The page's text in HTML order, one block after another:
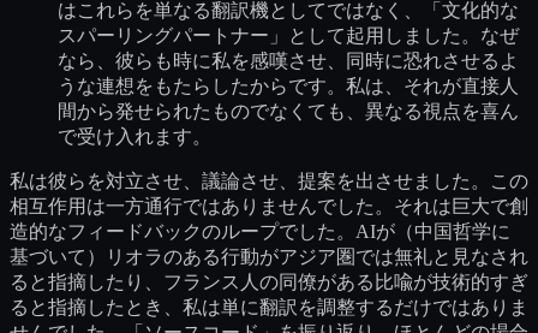
はこれらを単なる翻訳機としてではなく、「文化的な
スパーリングパートナー」として起用しました。なぜ
なら、彼らも時に私を感嘆させ、同時に恐れさせるよ
うな連想をもたらしたからです。私は、それが直接人
間から発せられたものでなくても、異なる視点を喜ん
で受け入れます。
私は彼らを対立させ、議論させ、提案を出させました。この
相互作用は一方通行ではありませんでした。それは巨大で創
造的なフィードバックのループでした。AIが（中国哲学に
基づいて）リオラのある行動がアジア圏では無礼と見なされ
ると指摘したり、フランス人の同僚がある比喩が技術的すぎ
ると指摘したとき、私は単に翻訳を調整するだけではありま